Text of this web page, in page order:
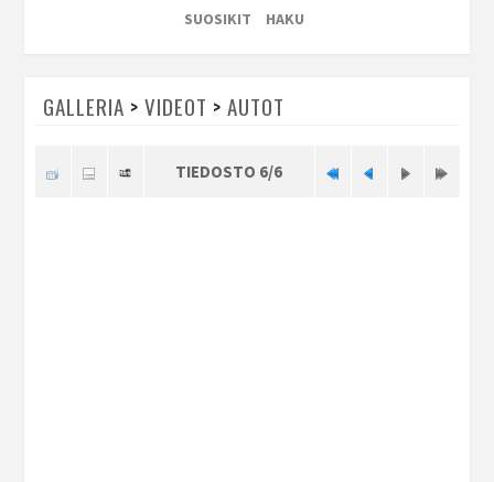
SUOSIKIT
HAKU
GALLERIA > VIDEOT > AUTOT
TIEDOSTO 6/6